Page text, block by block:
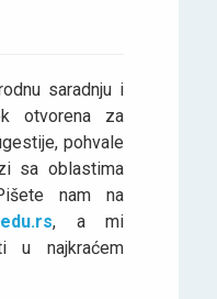
saradnju i
otvorena za
pohvale
sa oblastima
nam na
, a mi
u najkraćem